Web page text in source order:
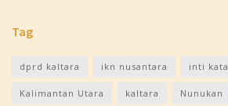
Tag
dprd kaltara ikn nusantara inti kata
Kalimantan Utara kaltara Nunukan